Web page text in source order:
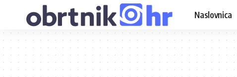
Naslovnica